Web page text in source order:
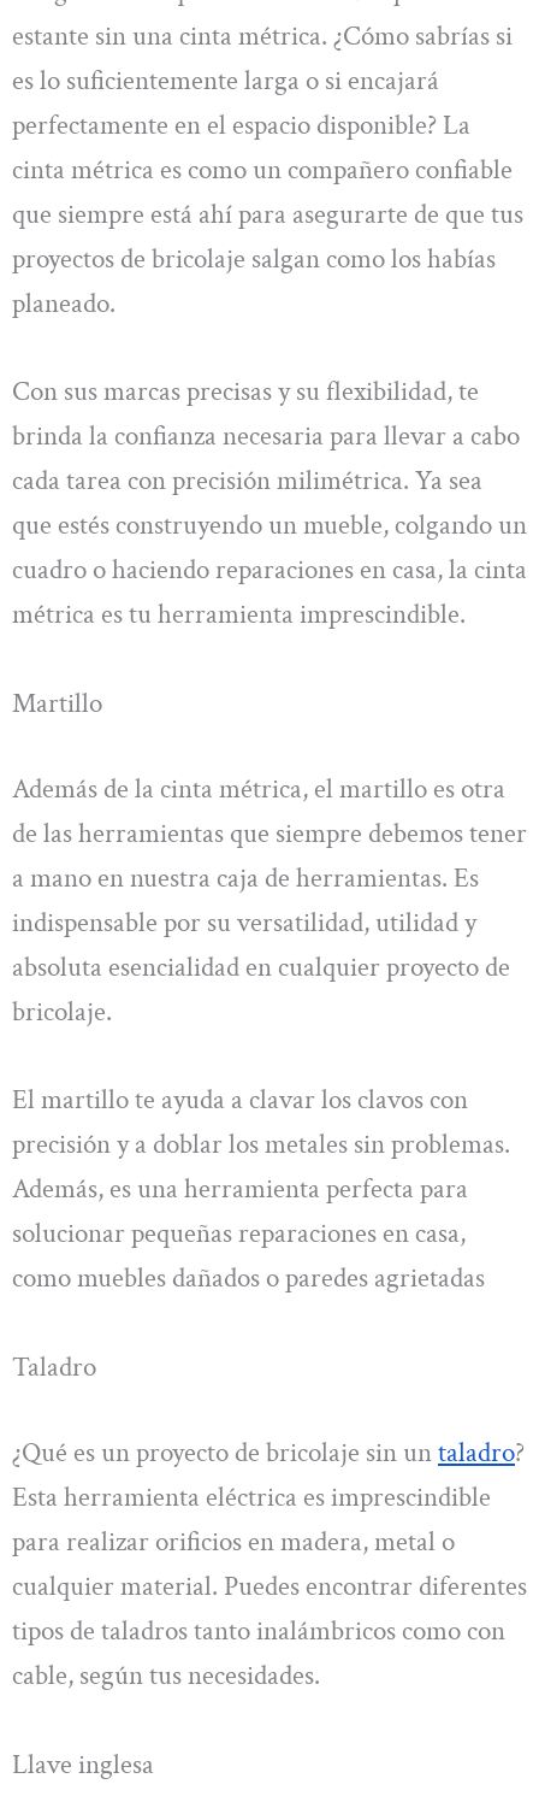
estante sin una cinta métrica. ¿Cómo sabrías si
es lo suficientemente larga o si encajará
perfectamente en el espacio disponible? La
cinta métrica es como un compañero confiable
que siempre está ahí para asegurarte de que tus
proyectos de bricolaje salgan como los habías
planeado.
Con sus marcas precisas y su flexibilidad, te
brinda la confianza necesaria para llevar a cabo
cada tarea con precisión milimétrica. Ya sea
que estés construyendo un mueble, colgando un
cuadro o haciendo reparaciones en casa, la cinta
métrica es tu herramienta imprescindible.
Martillo
Además de la cinta métrica, el martillo es otra
de las herramientas que siempre debemos tener
a mano en nuestra caja de herramientas. Es
indispensable por su versatilidad, utilidad y
absoluta esencialidad en cualquier proyecto de
bricolaje.
El martillo te ayuda a clavar los clavos con
precisión y a doblar los metales sin problemas.
Además, es una herramienta perfecta para
solucionar pequeñas reparaciones en casa,
como muebles dañados o paredes agrietadas
Taladro
¿Qué es un proyecto de bricolaje sin untaladro?
Esta herramienta eléctrica es imprescindible
para realizar orificios en madera, metal o
cualquier material. Puedes encontrar diferentes
tipos de taladros tanto inalámbricos como con
cable, según tus necesidades.
Llave inglesa